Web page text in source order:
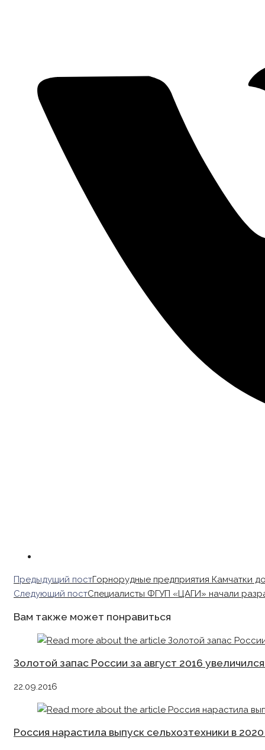
Read
more
Предыдущий постГорнорудные предприятия Камчатки
Следующий постСпециалисты ФГУП «ЦАГИ» начали
Вам также может понравиться
Золотой запас России за август 2016
22.09.2016
Россия нарастила выпуск сельхозтехники в